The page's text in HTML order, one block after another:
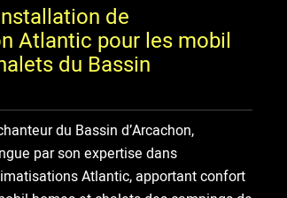
de
Atlantic pour les mobil
du Bassin
du Bassin d’Arcachon,
par son expertise dans
Atlantic, apportant confort